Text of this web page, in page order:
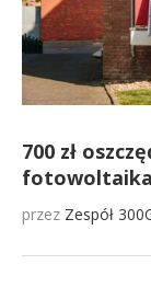
700 zł
fotowoltaika
przez Zespół